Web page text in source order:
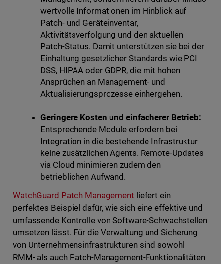
wertvolle Informationen im Hinblick auf
Patch- und Geräteinventar,
Aktivitätsverfolgung und den aktuellen
Patch-Status. Damit unterstützen sie bei der
Einhaltung gesetzlicher Standards wie PCI
DSS, HIPAA oder GDPR, die mit hohen
Ansprüchen an Management- und
Aktualisierungsprozesse einhergehen.
Geringere Kosten und einfacherer Betrieb:
Entsprechende Module erfordern bei
Integration in die bestehende Infrastruktur
keine zusätzlichen Agents. Remote-Updates
via Cloud minimieren zudem den
betrieblichen Aufwand.
WatchGuard Patch Management liefert ein
perfektes Beispiel dafür, wie sich eine effektive und
umfassende Kontrolle von Software-Schwachstellen
umsetzen lässt. Für die Verwaltung und Sicherung
von Unternehmensinfrastrukturen sind sowohl
RMM- als auch Patch-Management-Funktionalitäten